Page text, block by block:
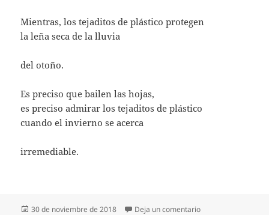
Mientras, los tejaditos de plástico protegen
la leña seca de la lluvia
del otoño.
Es preciso que bailen las hojas,
es preciso admirar los tejaditos de plástico
cuando el invierno se acerca
irremediable.
Publicado
30 de noviembre de 2018 Deja un comentarioen NECESITO